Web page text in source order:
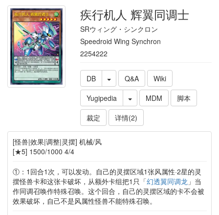
疾行机人 辉翼同调士
SRウィング・シンクロン
Speedroid Wing Synchron
2254222
DB Q&A
Wiki
Yugipedia
MDM
脚本
裁定
详情(2)
[怪兽|效果|调整|灵摆] 机械/风
[★5] 1500/1000 4/4
①：1回合1次，可以发动。自己的灵摆区域1张风属性·2星的灵
摆怪兽卡和这张卡破坏，从额外卡组把1只「幻透翼同调龙 」当
作同调召唤作特殊召唤。这个回合，自己的灵摆区域的卡不会被
效果破坏，自己不是风属性怪兽不能特殊召唤。